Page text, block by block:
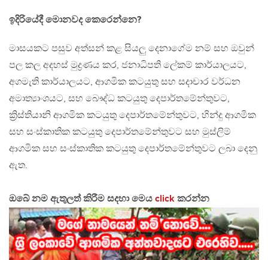
ඉදිරියේදී මොනවද කෙරෙන්නෙ?
මාසයකට පසුව අත්සන් කළ සියලු දෙනාගේම නම් සහ ඔවුන්
පල කල අදහස් මුද්‍රණය කර, ජනාධිපති ලේකම් කාර්යාලයට,
අගමැති කාර්යාලයට, ආගමික කටයුතු සහ සදාචාර වර්ධන
අමාත්‍යාංශයට, සහ බෞද්ධ කටයුතු දෙපාර්තමේන්තුවට,
ක්‍රිස්තියානි ආගමික කටයුතු දෙපාර්තමේන්තුවට, හින්දු ආගමික
සහ සංස්කාතික කටයුතු දෙපාර්තමේන්තුවට සහ මුස්ලිම්
ආගමික සහ සංස්කාතික කටයුතු දෙපාර්තමේන්තුවට ලබා දෙනු
ඇත.
ඔබේ නම ඇතුලත් කිරීම සදහා මෙය click කරන්න